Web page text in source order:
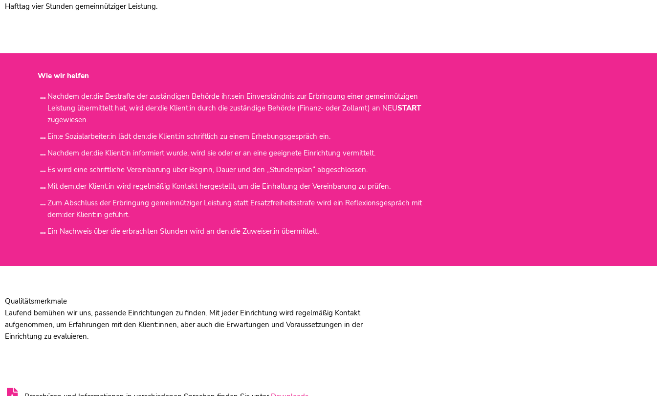
Hafttag vier Stunden gemeinnütziger Leistung.
Wie wir helfen
Nachdem der:die Bestrafte der zuständigen Behörde ihr:sein Einverständnis zur Erbringung einer gemeinnützigen
Leistung übermittelt hat, wird der:die Klient:in durch die zuständige Behörde (Finanz- oder Zollamt) an NEUSTART
zugewiesen.
Ein:e Sozialarbeiter:in lädt den:die Klient:in schriftlich zu einem Erhebungsgespräch ein.
Nachdem der:die Klient:in informiert wurde, wird sie oder er an eine geeignete Einrichtung vermittelt.
Es wird eine schriftliche Vereinbarung über Beginn, Dauer und den „Stundenplan“ abgeschlossen.
Mit dem:der Klient:in wird regelmäßig Kontakt hergestellt, um die Einhaltung der Vereinbarung zu prüfen.
Zum Abschluss der Erbringung gemeinnütziger Leistung statt Ersatzfreiheitsstrafe wird ein Reflexionsgespräch mit
dem:der Klient:in geführt.
Ein Nachweis über die erbrachten Stunden wird an den:die Zuweiser:in übermittelt.
Qualitätsmerkmale
Laufend bemühen wir uns, passende Einrichtungen zu finden. Mit jeder Einrichtung wird regelmäßig Kontakt
aufgenommen, um Erfahrungen mit den Klient:innen, aber auch die Erwartungen und Voraussetzungen in der
Einrichtung zu evaluieren.